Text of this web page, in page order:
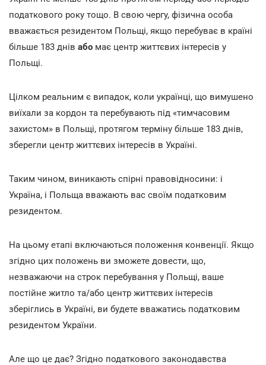
податкового року тощо. В свою чергу, фізична особа
вважається резидентом Польщі, якщо перебуває в країні
більше 183 днів або має центр життєвих інтересів у
Польщі.
Цілком реальним є випадок, коли українці, що вимушено
виїхали за кордон та перебувають під «тимчасовим
захистом» в Польщі, протягом терміну більше 183 днів,
зберегли центр життєвих інтересів в Україні.
Таким чином, виникають спірні правовідносини: і
Україна, і Польща вважають вас своїм податковим
резидентом.
На цьому етапі включаються положення конвенції. Якщо
згідно цих положень ви зможете довести, що,
незважаючи на строк перебування у Польщі, ваше
постійне житло та/або центр життєвих інтересів
зберіглись в Україні, ви будете вважатись податковим
резидентом України.
Але що це дає? Згідно податкового законодавства